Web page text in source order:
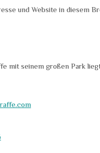
und Website in diesem
mit seinem großen Park